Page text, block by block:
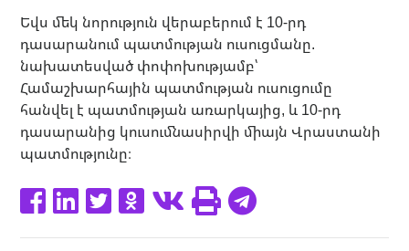
Եվս մեկ նորություն վերաբերում է 10-րդ
դասարանում պատմության ուսուցմանը.
նախատեսված փոփոխությամբ՝
Համաշխարհային պատմության ուսուցումը
հանվել է պատմության առարկայից, և 10-րդ
դասարանից կուսումնասիրվի միայն Վրաստանի
պատմությունը։